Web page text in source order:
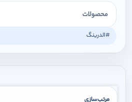
محصولات
#الدرینگ
مرتب‌سازی